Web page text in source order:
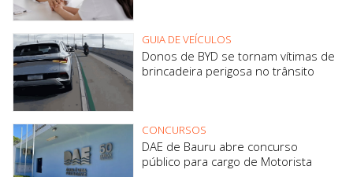
GUIA DE VEÍCULOS
Donos de BYD se tornam vítimas de
brincadeira perigosa no trânsito
CONCURSOS
DAE de Bauru abre concurso
público para cargo de Motorista